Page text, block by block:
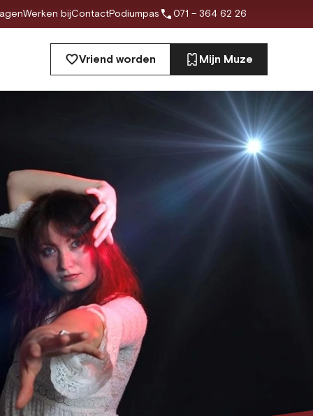
Werken bijContactPodiumpas 071 – 364 62 26
Vriend worden Mijn Muze